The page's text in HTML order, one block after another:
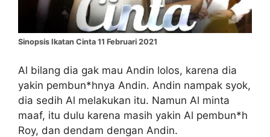
Sinopsis Ikatan Cinta 11 Februari 2021
Al bilang dia gak mau Andin lolos, karena dia
yakin pembun*hnya Andin. Andin nampak syok,
dia sedih Al melakukan itu. Namun Al minta
maaf, itu dulu karena masih yakin Al pembun*h
Roy, dan dendam dengan Andin.